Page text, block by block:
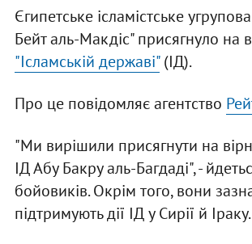
Єгипетське ісламістське
Бейт аль-Макдіс" присягнуло на
"Ісламській державі"(ІД).
Про це повідомляє агентство
"Ми вирішили присягнути на
ІД Абу Бакру аль-Багдаді", -
бойовиків. Окрім того, вони
підтримують дії ІД у Сирії й Іраку.